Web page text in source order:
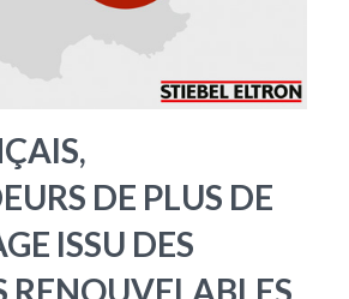
DE PLUS DE
ISSU DES
RENOUVELABLES